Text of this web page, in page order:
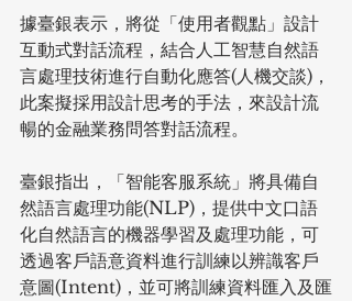
據臺銀表示，將從「使用者觀點」設計
互動式對話流程，結合人工智慧自然語
言處理技術進行自動化應答(人機交談)，
此案擬採用設計思考的手法，來設計流
暢的金融業務問答對話流程。
臺銀指出，「智能客服系統」將具備自
然語言處理功能(NLP)，提供中文口語
化自然語言的機器學習及處理功能，可
透過客戶語意資料進行訓練以辨識客戶
意圖(Intent)，並可將訓練資料匯入及匯